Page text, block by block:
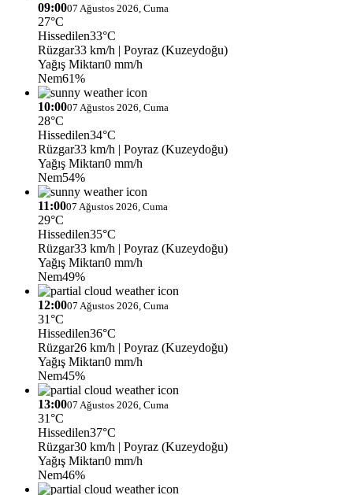
09:0007 Ağustos 2026, Cuma
27°C
Hissedilen33°C
Rüzgar33 km/h | Poyraz (Kuzeydoğu)
Yağış Miktarı0 mm/h
Nem61%
10:0007 Ağustos 2026, Cuma
28°C
Hissedilen34°C
Rüzgar33 km/h | Poyraz (Kuzeydoğu)
Yağış Miktarı0 mm/h
Nem54%
11:0007 Ağustos 2026, Cuma
29°C
Hissedilen35°C
Rüzgar33 km/h | Poyraz (Kuzeydoğu)
Yağış Miktarı0 mm/h
Nem49%
12:0007 Ağustos 2026, Cuma
31°C
Hissedilen36°C
Rüzgar26 km/h | Poyraz (Kuzeydoğu)
Yağış Miktarı0 mm/h
Nem45%
13:0007 Ağustos 2026, Cuma
31°C
Hissedilen37°C
Rüzgar30 km/h | Poyraz (Kuzeydoğu)
Yağış Miktarı0 mm/h
Nem46%